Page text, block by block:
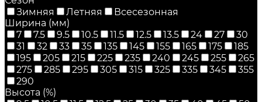
Зимняя
Летняя
Всесезонная
Ширина (мм)
7
7.5 9.5 10.5 11.5 12.5 13.5 24 27
30
31
32 33 35 135 145 155 165 175
185
195
205 215 225 235 240 245 255
265
275
285 295 305 315 325 335 345
355
290
Высота (%)